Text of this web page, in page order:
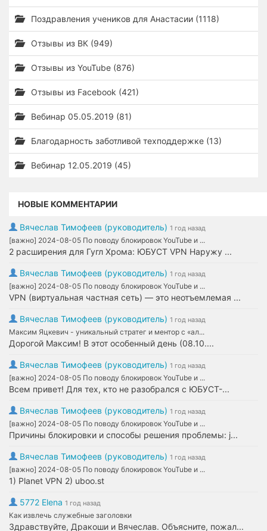
Поздравления учеников для Анастасии (1118)
Отзывы из ВК (949)
Отзывы из YouTube (876)
Отзывы из Facebook (421)
Вебинар 05.05.2019 (81)
Благодарность заботливой техподдержке (13)
Вебинар 12.05.2019 (45)
НОВЫЕ КОММЕНТАРИИ
Вячеслав Тимофеев (руководитель) 1 год назад
[важно] 2024-08-05 По поводу блокировок YouTube и ...
2 расширения для Гугл Хрома: ЮБУСТ VPN Наружу ...
Вячеслав Тимофеев (руководитель) 1 год назад
[важно] 2024-08-05 По поводу блокировок YouTube и ...
VPN (виртуальная частная сеть) — это неотъемлемая ...
Вячеслав Тимофеев (руководитель) 1 год назад
Максим Яцкевич - уникальный стратег и ментор с «ал...
Дорогой Максим! В этот особенный день (08.10....
Вячеслав Тимофеев (руководитель) 1 год назад
[важно] 2024-08-05 По поводу блокировок YouTube и ...
Всем привет! Для тех, кто не разобрался с ЮБУСТ-...
Вячеслав Тимофеев (руководитель) 1 год назад
[важно] 2024-08-05 По поводу блокировок YouTube и ...
Причины блокировки и способы решения проблемы: j...
Вячеслав Тимофеев (руководитель) 1 год назад
[важно] 2024-08-05 По поводу блокировок YouTube и ...
1) Planet VPN 2) uboo.st
5772 Elena 1 год назад
Как извлечь служебные заголовки
Здравствуйте, Дракоши и Вячеслав. Объясните, пожал...